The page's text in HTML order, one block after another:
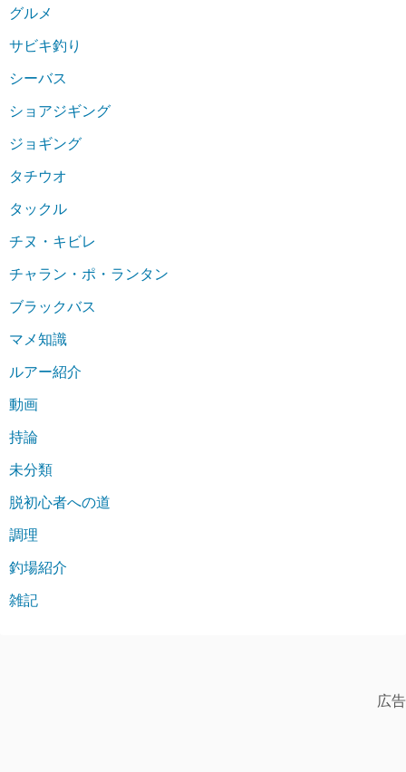
グルメ
サビキ釣り
シーバス
ショアジギング
ジョギング
タチウオ
タックル
チヌ・キビレ
チャラン・ポ・ランタン
ブラックバス
マメ知識
ルアー紹介
動画
持論
未分類
脱初心者への道
調理
釣場紹介
雑記
広告